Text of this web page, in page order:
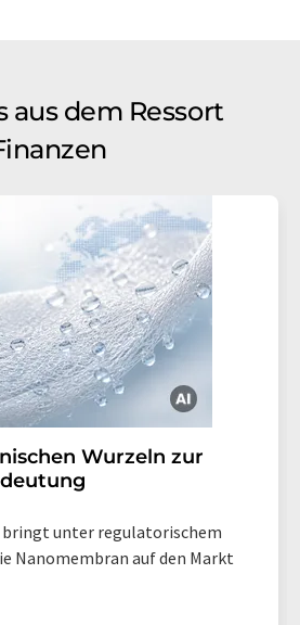
aus dem Ressort
Wurzeln zur
bringt unter regulatorischem
Nanomembran auf den Markt